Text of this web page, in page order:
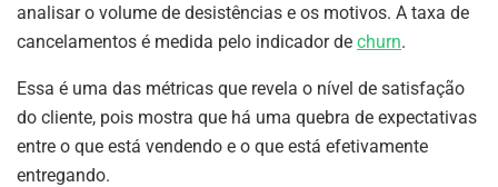
analisar o volume de desistências e os motivos. A taxa de
cancelamentos é medida pelo indicador de churn.
Essa é uma das métricas que revela o nível de satisfação
do cliente, pois mostra que há uma quebra de expectativas
entre o que está vendendo e o que está efetivamente
entregando.